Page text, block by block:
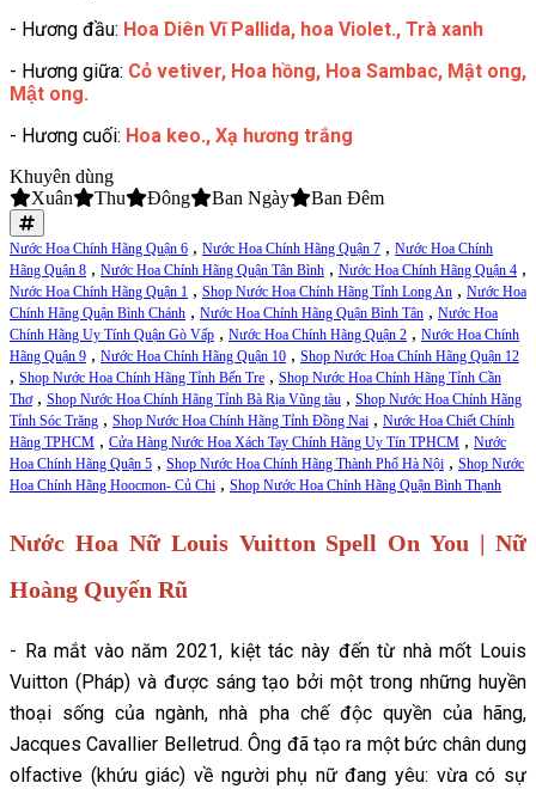
- Hương đầu: Hoa Diên Vĩ Pallida, hoa Violet., Trà xanh
- Hương giữa: Cỏ vetiver, Hoa hồng, Hoa Sambac, Mật ong,
Mật ong.
- Hương cuối: Hoa keo., Xạ hương trắng
Khuyên dùng
Xuân
Thu Đông Ban Ngày Ban Đêm
Nước Hoa Chính Hãng Quận 6 , Nước Hoa Chính Hãng Quận 7 , Nước Hoa Chính
Hãng Quận 8 , Nước Hoa Chính Hãng Quận Tân Bình , Nước Hoa Chính Hãng Quận 4 ,
Nước Hoa Chính Hãng Quận 1 , Shop Nước Hoa Chính Hãng Tỉnh Long An , Nước Hoa
Chính Hãng Quận Bình Chánh , Nước Hoa Chính Hãng Quận Bình Tân , Nước Hoa
Chính Hãng Uy Tính Quận Gò Vấp , Nước Hoa Chính Hãng Quận 2 , Nước Hoa Chính
Hãng Quận 9 , Nước Hoa Chính Hãng Quận 10 , Shop Nước Hoa Chính Hãng Quận 12
, Shop Nước Hoa Chính Hãng Tỉnh Bến Tre , Shop Nước Hoa Chính Hãng Tỉnh Cần
Thơ , Shop Nước Hoa Chính Hãng Tỉnh Bà Rịa Vũng tàu , Shop Nước Hoa Chính Hãng
Tỉnh Sóc Trăng , Shop Nước Hoa Chính Hãng Tỉnh Đồng Nai , Nước Hoa Chiết Chính
Hãng TPHCM , Cửa Hàng Nước Hoa Xách Tay Chính Hãng Uy Tín TPHCM , Nước
Hoa Chính Hãng Quận 5 , Shop Nước Hoa Chính Hãng Thành Phố Hà Nội , Shop Nước
Hoa Chính Hãng Hoocmon- Củ Chi , Shop Nước Hoa Chính Hãng Quận Bình Thạnh
Nước Hoa Nữ Louis Vuitton Spell On You | Nữ
Hoàng Quyến Rũ
- Ra mắt vào năm 2021, kiệt tác này đến từ nhà mốt Louis
Vuitton (Pháp) và được sáng tạo bởi một trong những huyền
thoại sống của ngành, nhà pha chế độc quyền của hãng,
Jacques Cavallier Belletrud. Ông đã tạo ra một bức chân dung
olfactive (khứu giác) về người phụ nữ đang yêu: vừa có sự